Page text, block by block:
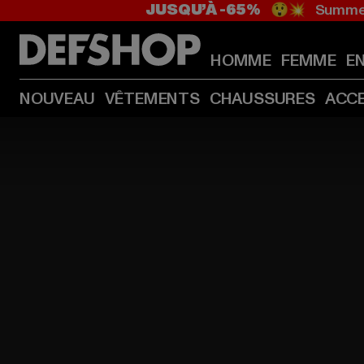
JUSQU’À -65% 😲💥
HOMME FEMME
NOUVEAU VÊTEMENTS CHAUSSURES